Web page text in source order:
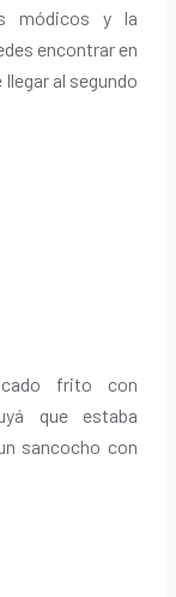
módicos y la
encontrar en
al segundo
frito con
que estaba
sancocho con